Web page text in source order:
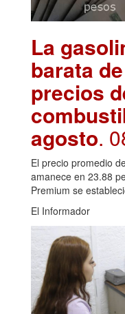
La
barata
precios
agosto.
El precio promedio
amanece en 23.88
Premium se
El Informador